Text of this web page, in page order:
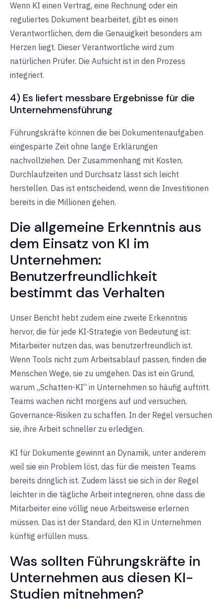
Wenn KI einen Vertrag, eine Rechnung oder ein
reguliertes Dokument bearbeitet, gibt es einen
Verantwortlichen, dem die Genauigkeit besonders am
Herzen liegt. Dieser Verantwortliche wird zum
natürlichen Prüfer. Die Aufsicht ist in den Prozess
integriert.
4) Es liefert messbare Ergebnisse für die
Unternehmensführung
Führungskräfte können die bei Dokumentenaufgaben
eingesparte Zeit ohne lange Erklärungen
nachvollziehen. Der Zusammenhang mit Kosten,
Durchlaufzeiten und Durchsatz lässt sich leicht
herstellen. Das ist entscheidend, wenn die Investitionen
bereits in die Millionen gehen.
Die allgemeine Erkenntnis aus
dem Einsatz von KI im
Unternehmen:
Benutzerfreundlichkeit
bestimmt das Verhalten
Unser Bericht hebt zudem eine zweite Erkenntnis
hervor, die für jede KI-Strategie von Bedeutung ist:
Mitarbeiter nutzen das, was benutzerfreundlich ist.
Wenn Tools nicht zum Arbeitsablauf passen, finden die
Menschen Wege, sie zu umgehen. Das ist ein Grund,
warum „Schatten-KI“ in Unternehmen so häufig auftritt.
Teams wachen nicht morgens auf und versuchen,
Governance-Risiken zu schaffen. In der Regel versuchen
sie, ihre Arbeit schneller zu erledigen.
KI für Dokumente gewinnt an Dynamik, unter anderem
weil sie ein Problem löst, das für die meisten Teams
bereits dringlich ist. Zudem lässt sie sich in der Regel
leichter in die tägliche Arbeit integrieren, ohne dass die
Mitarbeiter eine völlig neue Arbeitsweise erlernen
müssen. Das ist der Standard, den KI in Unternehmen
künftig erfüllen muss.
Was sollten Führungskräfte in
Unternehmen aus diesen KI-
Studien mitnehmen?